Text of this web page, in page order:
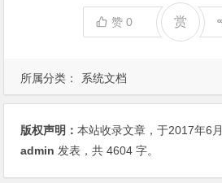
所属分类： 系统文档
赞0 赏
版权声明：本站收录文章，于2017年6
admin 发表，共 4604 字。